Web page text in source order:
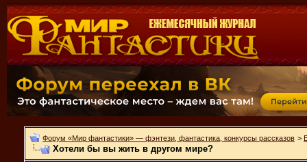
Форум «Мир фантастики» — фэнтези, фантастика, конкурсы рассказов >
Хотели бы вы жить в другом мире?